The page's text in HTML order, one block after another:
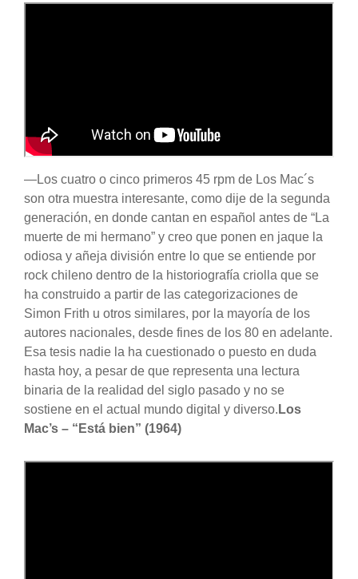
—Los cuatro o cinco primeros 45 rpm de Los Mac´s
son otra muestra interesante, como dije de la segunda
generación, en donde cantan en español antes de “La
muerte de mi hermano” y creo que ponen en jaque la
odiosa y añeja división entre lo que se entiende por
rock chileno dentro de la historiografía criolla que se
ha construido a partir de las categorizaciones de
Simon Frith u otros similares, por la mayoría de los
autores nacionales, desde fines de los 80 en adelante.
Esa tesis nadie la ha cuestionado o puesto en duda
hasta hoy, a pesar de que representa una lectura
binaria de la realidad del siglo pasado y no se
sostiene en el actual mundo digital y diverso. Los
Mac’s – “Está bien” (1964)